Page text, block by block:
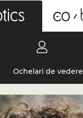
Ochelari de vedere